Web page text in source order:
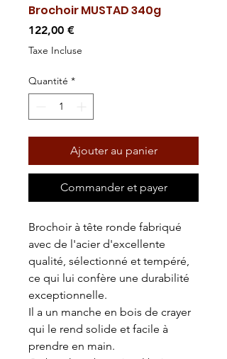
Brochoir MUSTAD 340g
122,00 €Prix
Taxe Incluse
Quantité *
Ajouter au panier
Commander et payer
Brochoir à tête ronde fabriqué
avec de l'acier d'excellente
qualité, sélectionné et tempéré,
ce qui lui confère une durabilité
exceptionnelle.
Il a un manche en bois de crayer
qui le rend solide et facile à
prendre en main.